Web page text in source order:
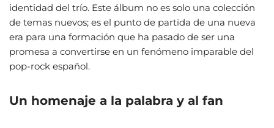
identidad del trío. Este álbum no es solo una colección
de temas nuevos; es el punto de partida de una nueva
era para una formación que ha pasado de ser una
promesa a convertirse en un fenómeno imparable del
pop-rock español.
Un homenaje a la palabra y al fan